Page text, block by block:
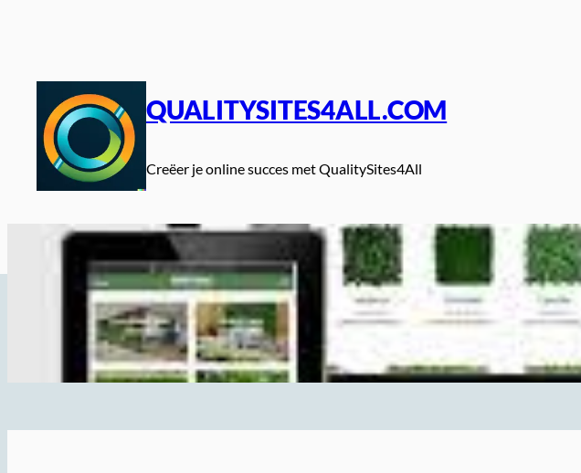
QUALITYSITES4ALL.COM
Creëer je online succes met QualitySites4All